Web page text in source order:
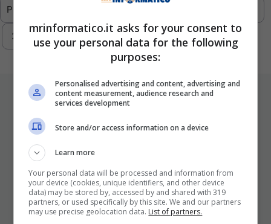
Previous
291 … 293 Next
ULTIMI ARTICOLI
mrinformatico.it asks for your consent to
use your personal data for the following
purposes:
Personalised advertising and content, advertising and
content measurement, audience research and
services development
Store and/or access information on a device
Learn more
Your personal data will be processed and information from
your device (cookies, unique identifiers, and other device
data) may be stored by, accessed by and shared with 319
partners, or used specifically by this site. We and our partners
may use precise geolocation data. List of partners.